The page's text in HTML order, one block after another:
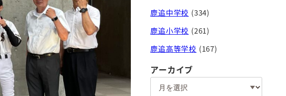
鹿追中学校 (334)
鹿追小学校 (261)
鹿追高等学校 (167)
アーカイブ